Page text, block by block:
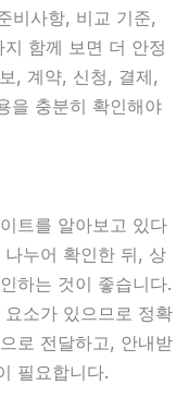
비사항, 비교 기준,
함께 보면 더 안정
, 계약, 신청, 결제,
을 충분히 확인해야
트를 알아보고 있다
누어 확인한 뒤, 상
하는 것이 좋습니다.
소가 있으므로 정확
로 전달하고, 안내받
필요합니다.